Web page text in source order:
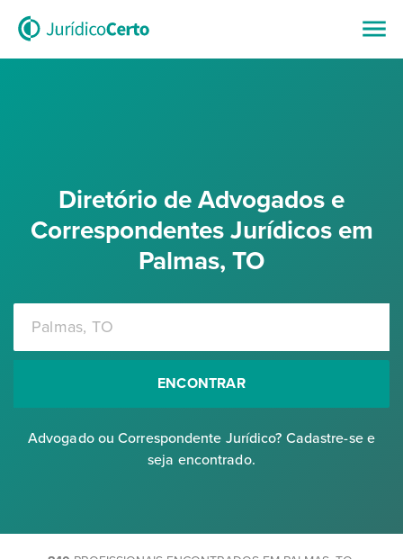
Diretório de Advogados e
Correspondentes Jurídicos em
Palmas, TO
ENCONTRAR
Advogado ou Correspondente Jurídico? Cadastre-se e
seja encontrado.